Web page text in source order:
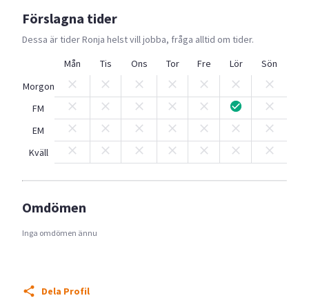
Förslagna tider
Dessa är tiderRonja helst vill jobba, fråga alltid om tider.
Mån
Tis Ons Tor Fre Lör
Sön
Morgon
FM
EM
Kväll
Omdömen
Inga omdömen ännu
Dela Profil